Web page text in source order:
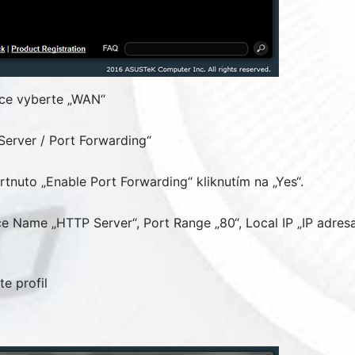
vyberte „WAN“
/ Port Forwarding“
„Enable Port Forwarding“ kliknutím na „Yes“.
Name„HTTP Server“, Port Range„80“, Local IP„IP
profil